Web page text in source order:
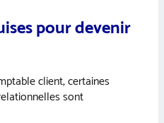
pour devenir
client, certaines
sont